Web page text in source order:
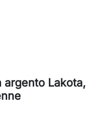
argento Lakota,